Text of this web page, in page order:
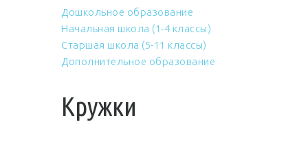
Дошкольное образование
Начальная школа (1-4 классы)
Старшая школа (5-11 классы)
Дополнительное образование
Кружки